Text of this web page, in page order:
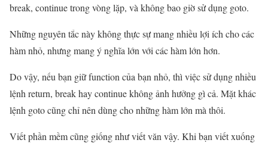
break, continue trong vòng lặp, và không bao giờ sử dụng goto.
Những nguyên tắc này không thực sự mang nhiều lợi ích cho các
hàm nhỏ, nhưng mang ý nghĩa lớn với các hàm lớn hơn.
Do vậy, nếu bạn giữ function của bạn nhỏ, thì việc sử dụng nhiều
lệnh return, break hay continue không ảnh hưởng gì cả. Mặt khác
lệnh goto cũng chỉ nên dùng cho những hàm lớn mà thôi.
Viết phần mềm cũng giống như viết văn vậy. Khi bạn viết xuống